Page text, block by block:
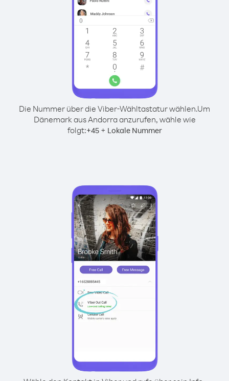
Die Nummer über die Viber-Wähltastatur wählen.Um
Dänemark aus Andorra anzurufen, wähle wie
folgt:+45+ Lokale Nummer